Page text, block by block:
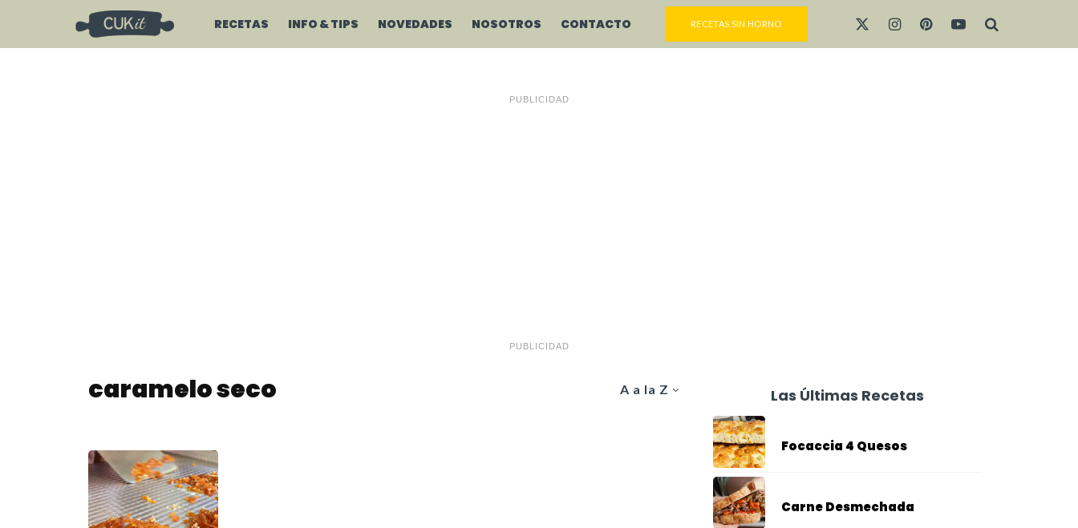
RECETAS INFO & TIPS NOVEDADES NOSOTROS CONTACTO RECETAS SIN HORNO
PUBLICIDAD
PUBLICIDAD
A a la Z
caramelo seco Las Últimas Recetas
Focaccia 4 Quesos
Carne Desmechada